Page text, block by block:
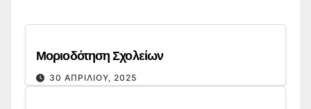
Μοριοδότηση Σχολείων
30 ΑΠΡΙΛΊΟΥ, 2025